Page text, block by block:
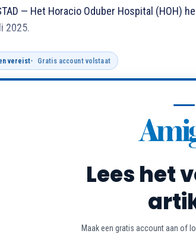
— Het Horacio Oduber Hospital (HOH)
2025.
vereist Gratis account volstaat
Lees het
Maak een gratis account aan of